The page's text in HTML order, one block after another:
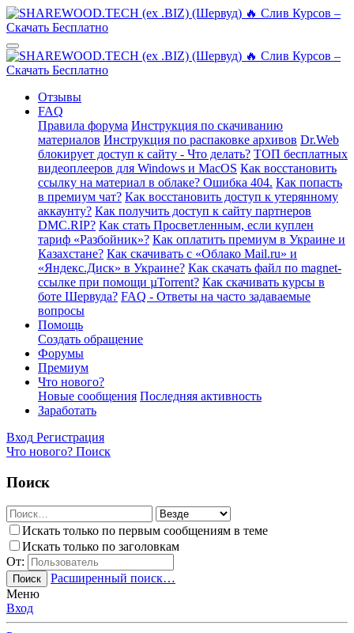
Отзывы
FAQ
Правила форума Инструкция по скачиванию
материалов Инструкция по распаковке архивов Dr.Web
блокирует доступ к сайту - Что делать? ТОП бесплатных
видеоплееров для Windows и MacOS Как восстановить
ссылку на материал в облаке? Ошибка 404. Как попасть
в премиум чат? Как восстановить доступ к утерянному
аккаунту? Как получить доступ к сайту партнеров
DMC.RIP? Как стать Просветленным, если куплен
тариф «Разбойник»? Как оплатить премиум в Украине и
Казахстане? Как скачивать с «Облако Mail.ru» и
«Яндекс.Диск» в Украине? Как скачать файл по magnet-
ссылке при помощи µTorrent? Как скачивать курсы в
боте Шервуда? FAQ - Ответы на часто задаваемые
вопросы
Помощь
Создать обращение
Форумы
Премиум
Что нового?
Новые сообщения Последняя активность
Заработать
Вход Регистрация
Что нового? Поиск
Поиск
Искать только по первым сообщениям в теме
Искать только по заголовкам
От:
Поиск
Расширенный поиск…
Меню
Вход